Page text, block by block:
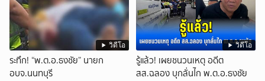
วิดีโอ
ระทึก! “พ.ต.อ.ธงชัย” นายก
อบจ.นนทบุรี
วิดีโอ
รู้แล้ว! เผยชนวนเหตุ อดีต
สส.ฉลอง บุกลั่นไก พ.ต.อ.ธงชัย